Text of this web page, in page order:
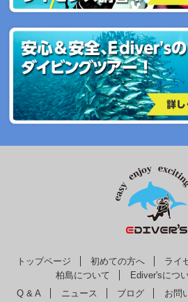
トップページ 初めての方へ ライ
柏島について
Ediver'sにつ
Q & A
ニュース ブログ お問